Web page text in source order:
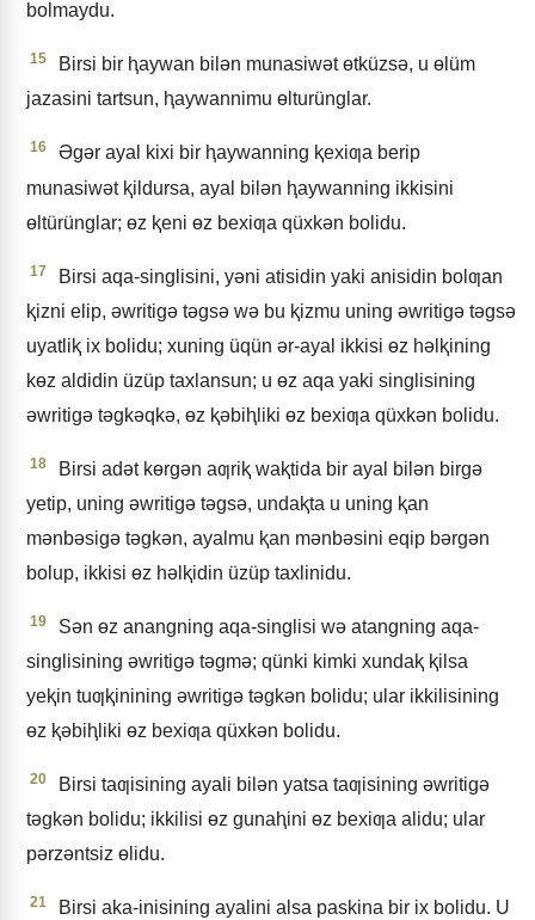
bolmaydu.
15
Birsi bir ⱨaywan bilǝn munasiwǝt ɵtküzsǝ, u ɵlüm
jazasini tartsun, ⱨaywannimu ɵlturünglar.
16
Əgǝr ayal kixi bir ⱨaywanning ⱪexiƣa berip
munasiwǝt ⱪildursa, ayal bilǝn ⱨaywanning ikkisini
ɵltürünglar; ɵz ⱪeni ɵz bexiƣa qüxkǝn bolidu.
17
Birsi aqa-singlisini, yǝni atisidin yaki anisidin bolƣan
ⱪizni elip, ǝwritigǝ tǝgsǝ wǝ bu ⱪizmu uning ǝwritigǝ tǝgsǝ
uyatliⱪ ix bolidu; xuning üqün ǝr-ayal ikkisi ɵz hǝlⱪining
kɵz aldidin üzüp taxlansun; u ɵz aqa yaki singlisining
ǝwritigǝ tǝgkǝqkǝ, ɵz ⱪǝbiⱨliki ɵz bexiƣa qüxkǝn bolidu.
18
Birsi adǝt kɵrgǝn aƣriⱪ waⱪtida bir ayal bilǝn birgǝ
yetip, uning ǝwritigǝ tǝgsǝ, undaⱪta u uning ⱪan
mǝnbǝsigǝ tǝgkǝn, ayalmu ⱪan mǝnbǝsini eqip bǝrgǝn
bolup, ikkisi ɵz hǝlⱪidin üzüp taxlinidu.
19
Sǝn ɵz anangning aqa-singlisi wǝ atangning aqa-
singlisining ǝwritigǝ tǝgmǝ; qünki kimki xundaⱪ ⱪilsa
yeⱪin tuƣⱪinining ǝwritigǝ tǝgkǝn bolidu; ular ikkilisining
ɵz ⱪǝbiⱨliki ɵz bexiƣa qüxkǝn bolidu.
20
Birsi taƣisining ayali bilǝn yatsa taƣisining ǝwritigǝ
tǝgkǝn bolidu; ikkilisi ɵz gunaⱨini ɵz bexiƣa alidu; ular
pǝrzǝntsiz ɵlidu.
21
Birsi aka-inisining ayalini alsa paskina bir ix bolidu. U